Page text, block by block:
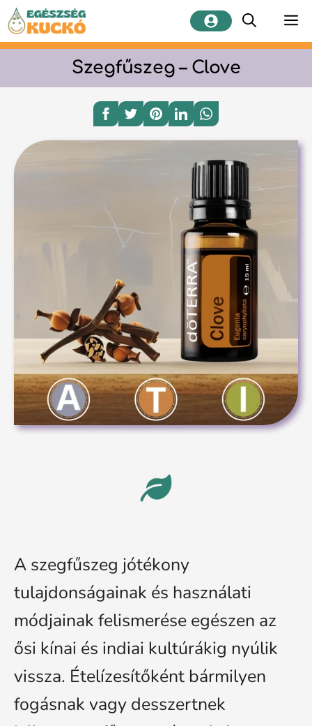
Kilépés
tartalomba
Szegfűszeg – Clove
A szegfűszeg jótékony
tulajdonságainak és használati
módjainak felismerése egészen az
ősi kínai és indiai kultúrákig nyúlik
vissza. Ételízesítőként bármilyen
fogásnak vagy desszertnek